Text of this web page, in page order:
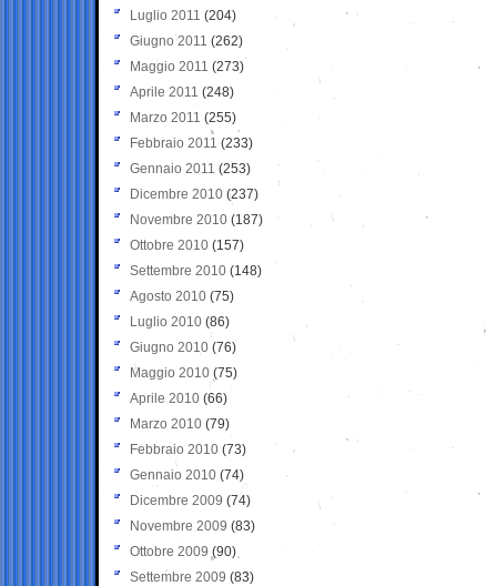
Luglio 2011 (204)
Giugno 2011 (262)
Maggio 2011 (273)
Aprile 2011 (248)
Marzo 2011 (255)
Febbraio 2011 (233)
Gennaio 2011 (253)
Dicembre 2010 (237)
Novembre 2010 (187)
Ottobre 2010 (157)
Settembre 2010 (148)
Agosto 2010 (75)
Luglio 2010 (86)
Giugno 2010 (76)
Maggio 2010 (75)
Aprile 2010 (66)
Marzo 2010 (79)
Febbraio 2010 (73)
Gennaio 2010 (74)
Dicembre 2009 (74)
Novembre 2009 (83)
Ottobre 2009 (90)
Settembre 2009 (83)